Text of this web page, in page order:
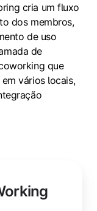
cria um fluxo
dos membros,
de uso
de
que
vários locais,